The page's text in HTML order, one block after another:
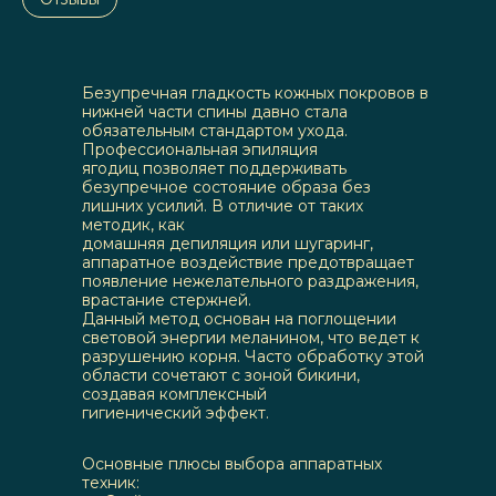
Безупречная гладкость кожных покровов в
нижней части спины давно стала
обязательным стандартом ухода.
Профессиональная эпиляция
ягодиц позволяет поддерживать
безупречное состояние образа без
лишних усилий. В отличие от таких
методик, как
домашняя депиляция или шугаринг,
аппаратное воздействие предотвращает
появление нежелательного раздражения,
врастание стержней.
Данный метод основан на поглощении
световой энергии меланином, что ведет к
разрушению корня. Часто обработку этой
области сочетают с зоной бикини,
создавая комплексный
гигиенический эффект.
Основные плюсы выбора аппаратных
техник: